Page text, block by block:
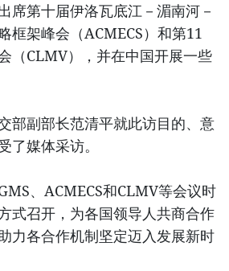
席第十届伊洛瓦底江－湄南河－
框架峰会（ACMECS）和第11
（CLMV），并在中国开展一些
部副部长范清平就此访目的、意
了媒体采访。
、ACMECS和CLMV等会议时
式召开，为各国领导人共商合作
力各合作机制坚定迈入发展新时